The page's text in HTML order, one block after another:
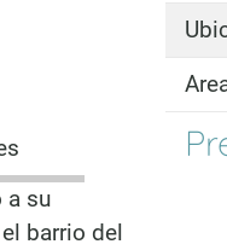
a su
barrio del